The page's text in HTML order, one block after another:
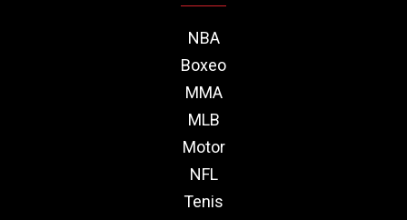
NBA
Boxeo
MMA
MLB
Motor
NFL
Tenis